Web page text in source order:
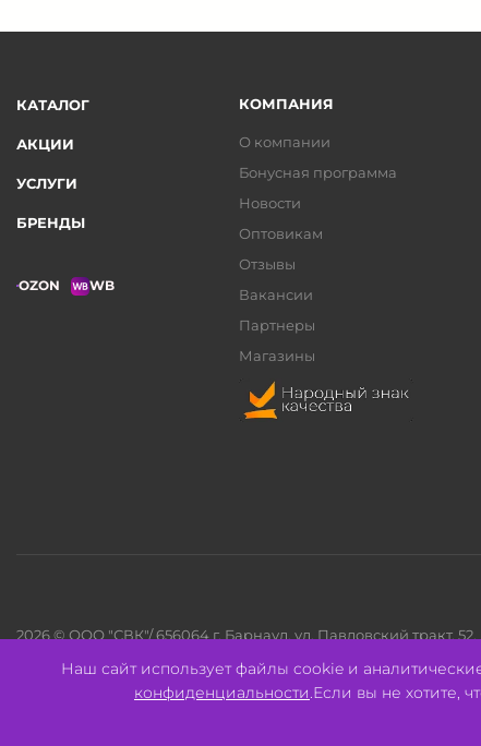
КАТАЛОГ
АКЦИИ
УСЛУГИ
БРЕНДЫ
OZON WB
КОМПАНИЯ
О компании
Бонусная программа
Новости
Оптовикам
Отзывы
Вакансии
Партнеры
Магазины
2026 © ООО "СВК"/ 656064 г. Барнаул, ул. Павловский тракт, 52.
Pulse - сеть магазинов для активных
Наш сайт использует файлы cookie и
конфиденциальности.Если вы не хотите,